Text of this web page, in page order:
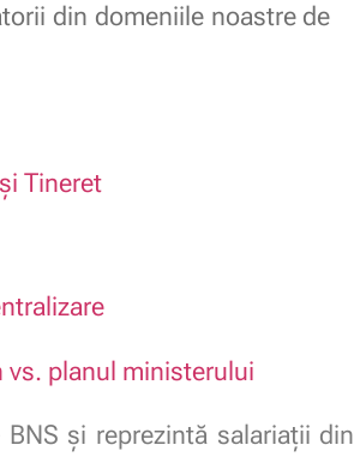
din domeniile noastre de
Tineret
vs. planul ministerului
și reprezintă salariații din